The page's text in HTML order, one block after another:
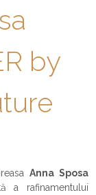
by
Anna Sposa
a rafinamentului